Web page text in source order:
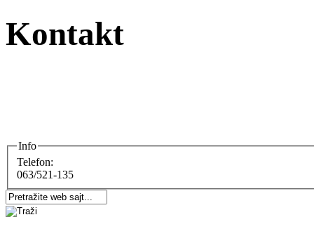
Kontakt
Info
Telefon:
063/521-135